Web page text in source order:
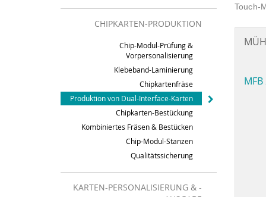
CHIPKARTEN-PRODUKTION
Chip-Modul-Prüfung &
Vorpersonalisierung
Klebeband-Laminierung
Chipkartenfräse
Produktion von Dual-Interface-Karten
Chipkarten-Bestückung
Kombiniertes Fräsen & Bestücken
Chip-Modul-Stanzen
Qualitätssicherung
KARTEN-PERSONALISIERUNG & -
Touch-